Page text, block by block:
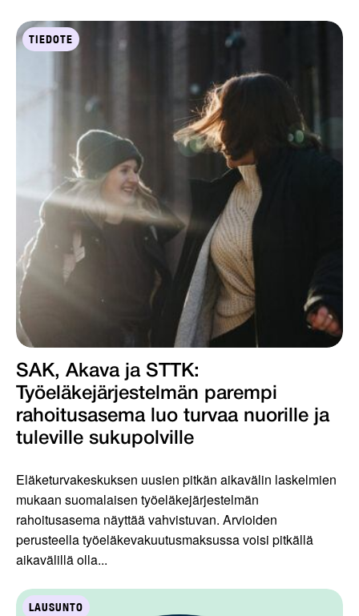
TIEDOTE
SAK, Akava ja STTK:
Työeläkejärjestelmän parempi
rahoitusasema luo turvaa nuorille ja
tuleville sukupolville
Eläketurvakeskuksen uusien pitkän aikavälin laskelmien
mukaan suomalaisen työeläkejärjestelmän
rahoitusasema näyttää vahvistuvan. Arvioiden
perusteella työeläkevakuutusmaksussa voisi pitkällä
aikavälillä olla...
LAUSUNTO